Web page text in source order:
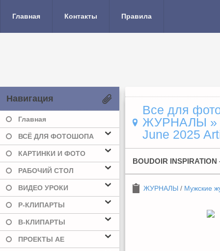
Главная Контакты Правила
Навигация
Главная
ВСЁ ДЛЯ ФОТОШОПА
КАРТИНКИ И ФОТО
РАБОЧИЙ СТОЛ
ВИДЕО УРОКИ
Р-КЛИПАРТЫ
В-КЛИПАРТЫ
ПРОЕКТЫ AE
Все для
ЖУРНАЛЫ »
June 2025
BOUDOIR INSPIRATION
ЖУРНАЛЫ / Мужские